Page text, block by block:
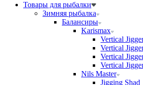
Товары для рыбалки
Зимняя рыбалка
Балансиры
Karismax
Vertical
Vertical
Vertical
Vertical
Nils Master
Jigging Shad